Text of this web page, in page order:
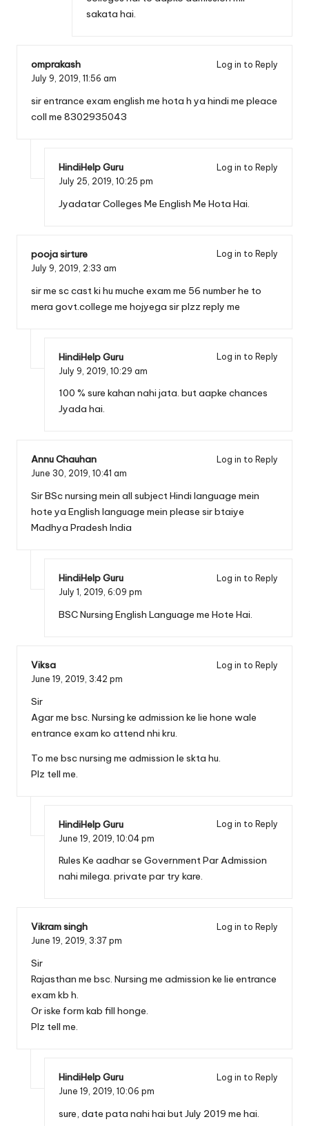
sakata hai.
omprakash
Log in to Reply
July 9, 2019, 11:56 am
sir entrance exam english me hota h ya hindi me pleace
coll me 8302935043
HindiHelp Guru
Log in to Reply
July 25, 2019, 10:25 pm
Jyadatar Colleges Me English Me Hota Hai.
pooja sirture
Log in to Reply
July 9, 2019, 2:33 am
sir me sc cast ki hu muche exam me 56 number he to
mera govt.college me hojyega sir plzz reply me
HindiHelp Guru
Log in to Reply
July 9, 2019, 10:29 am
100 % sure kahan nahi jata. but aapke chances
Jyada hai.
Annu Chauhan
Log in to Reply
June 30, 2019, 10:41 am
Sir BSc nursing mein all subject Hindi language mein
hote ya English language mein please sir btaiye
Madhya Pradesh India
HindiHelp Guru
Log in to Reply
July 1, 2019, 6:09 pm
BSC Nursing English Language me Hote Hai.
Viksa
Log in to Reply
June 19, 2019, 3:42 pm
Sir
Agar me bsc. Nursing ke admission ke lie hone wale
entrance exam ko attend nhi kru.
To me bsc nursing me admission le skta hu.
Plz tell me.
HindiHelp Guru
Log in to Reply
June 19, 2019, 10:04 pm
Rules Ke aadhar se Government Par Admission
nahi milega. private par try kare.
Vikram singh
Log in to Reply
June 19, 2019, 3:37 pm
Sir
Rajasthan me bsc. Nursing me admission ke lie entrance
exam kb h.
Or iske form kab fill honge.
Plz tell me.
HindiHelp Guru
Log in to Reply
June 19, 2019, 10:06 pm
sure, date pata nahi hai but July 2019 me hai.